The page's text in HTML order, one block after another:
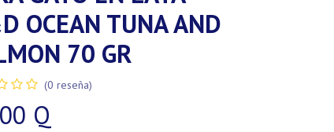
OCEAN TUNA AND
70 GR
(0 reseña)
Q